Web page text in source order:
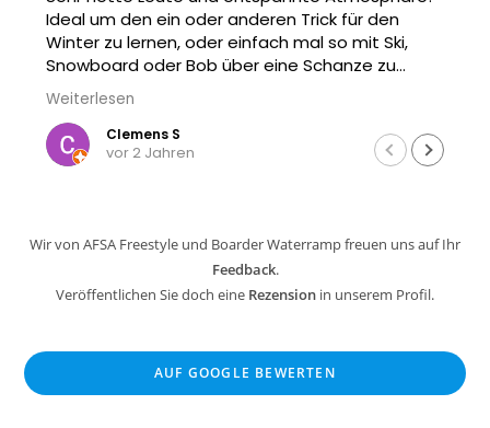
Ideal um den ein oder anderen Trick für den
Winter zu lernen, oder einfach mal so mit Ski,
Snowboard oder Bob über eine Schanze zu
springen. Und wenn man nicht nass werden will -
einfach aufs Trampolin gehen oder zuschauen :)
Weiterlesen
Clemens S
vor 2 Jahren
Wir von AFSA Freestyle und Boarder Waterramp freuen uns auf Ihr
Feedback.
Veröffentlichen Sie doch eine Rezension in unserem Profil.
AUF GOOGLE BEWERTEN